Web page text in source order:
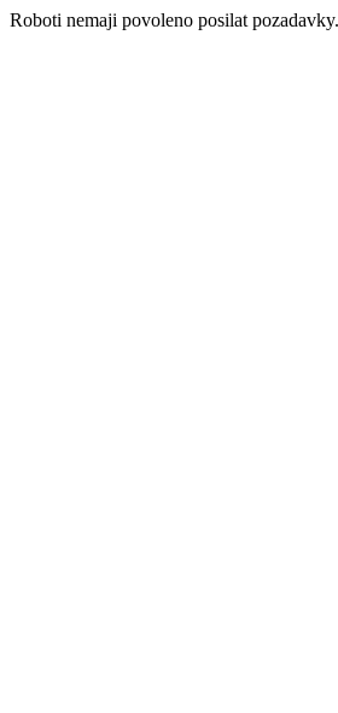
Roboti nemaji povoleno posilat pozadavky.